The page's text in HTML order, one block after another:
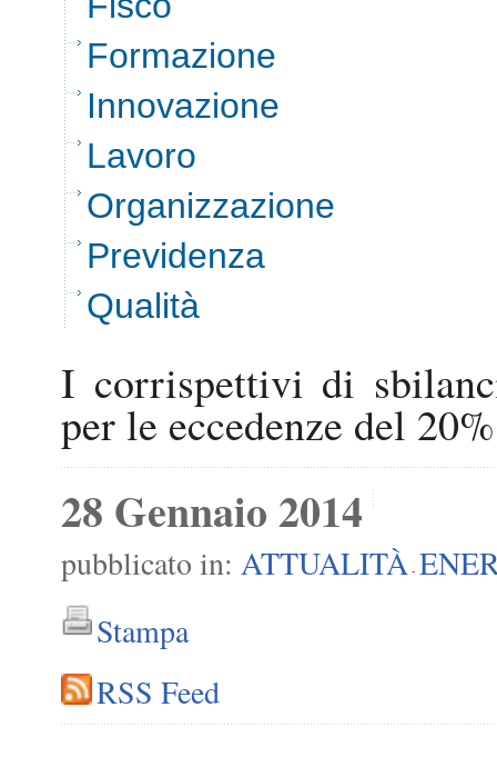
Formazione
Innovazione
Lavoro
Organizzazione
Previdenza
Qualità
I corrispettivi di
per le eccedenze del 20%
28 Gennaio 2014
pubblicato in: ATTUALITÀ -
Stampa
RSS Feed